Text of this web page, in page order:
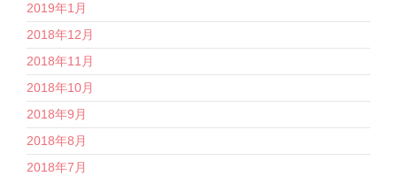
2019年1月
2018年12月
2018年11月
2018年10月
2018年9月
2018年8月
2018年7月